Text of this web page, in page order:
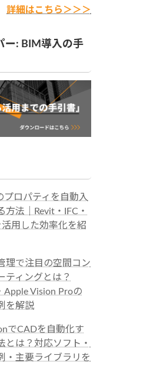
詳細はこちら＞＞＞
ー: BIM導入の手
プロパティを自動入
方法｜Revit・IFC・
活用した効率化を紹
理で注目の空間コン
ティングとは？
Apple Vision Proの
を解説
でCADを自動化す
とは？対応ソフト・
・主要ライブラリを